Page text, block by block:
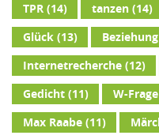
TPR(14) tanzen(14)
Glück(13) Beziehung
Internetrecherche(12)
Gedicht(11) W-Frage
Max Raabe(11)